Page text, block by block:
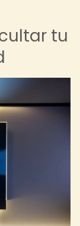
tu